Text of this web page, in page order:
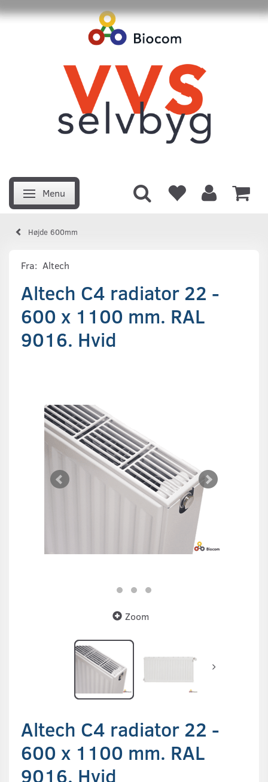
Skifte navigation
Menu
Højde 600mm
Fra: Altech
Altech C4 radiator 22 -
600 x 1100 mm. RAL
9016. Hvid
Zoom
Altech C4 radiator 22 -
600 x 1100 mm. RAL
9016. Hvid